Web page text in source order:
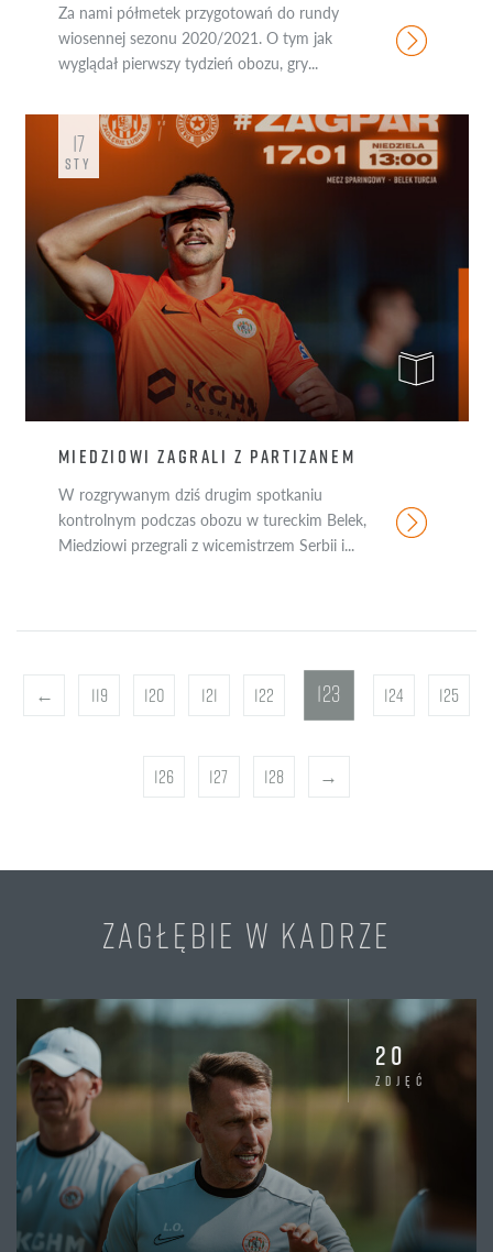
Za nami półmetek przygotowań do rundy
wiosennej sezonu 2020/2021. O tym jak
wyglądał pierwszy tydzień obozu, gry...
MIEDZIOWI ZAGRALI Z PARTIZANEM
W rozgrywanym dziś drugim spotkaniu
kontrolnym podczas obozu w tureckim Belek,
Miedziowi przegrali z wicemistrzem Serbii i...
17
STY
← 119 120 121 122 123 124 125
126 127 128 →
ZAGŁĘBIE W KADRZE
20
zdjęć